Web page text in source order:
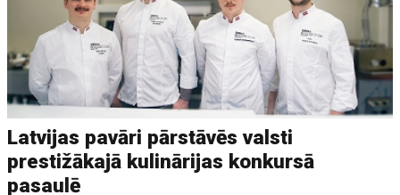
Latvijas pavāri pārstāvēs valsti
prestižākajā kulinārijas konkursā
pasaulē